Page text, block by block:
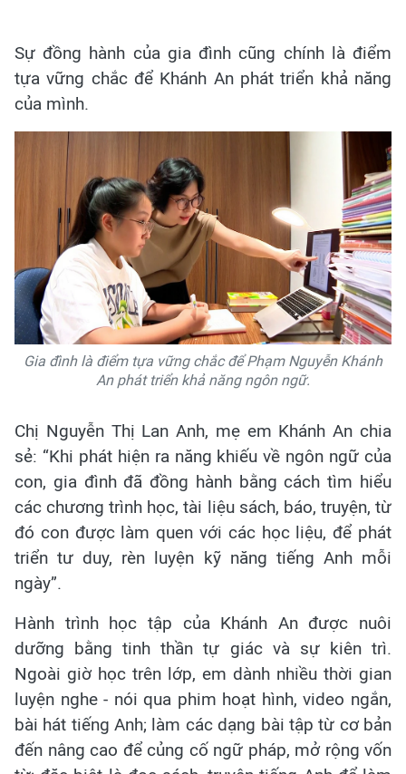
Sự đồng hành của gia đình cũng chính là điểm
tựa vững chắc để Khánh An phát triển khả năng
của mình.
Gia đình là điểm tựa vững chắc để Phạm Nguyễn Khánh
An phát triển khả năng ngôn ngữ.
Chị Nguyễn Thị Lan Anh, mẹ em Khánh An chia
sẻ: “Khi phát hiện ra năng khiếu về ngôn ngữ của
con, gia đình đã đồng hành bằng cách tìm hiểu
các chương trình học, tài liệu sách, báo, truyện, từ
đó con được làm quen với các học liệu, để phát
triển tư duy, rèn luyện kỹ năng tiếng Anh mỗi
ngày”.
Hành trình học tập của Khánh An được nuôi
dưỡng bằng tinh thần tự giác và sự kiên trì.
Ngoài giờ học trên lớp, em dành nhiều thời gian
luyện nghe - nói qua phim hoạt hình, video ngắn,
bài hát tiếng Anh; làm các dạng bài tập từ cơ bản
đến nâng cao để củng cố ngữ pháp, mở rộng vốn